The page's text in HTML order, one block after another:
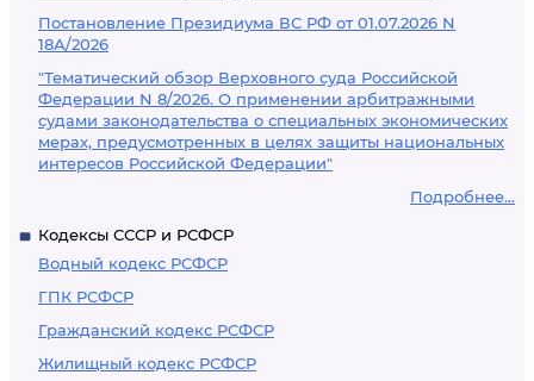
Постановление Президиума ВС РФ от 01.07.2026 N
18А/2026
"Тематический обзор Верховного суда Российской
Федерации N 8/2026. О применении арбитражными
судами законодательства о специальных экономических
мерах, предусмотренных в целях защиты национальных
интересов Российской Федерации"
Подробнее...
Кодексы СССР и РСФСР
Водный кодекс РСФСР
ГПК РСФСР
Гражданский кодекс РСФСР
Жилищный кодекс РСФСР